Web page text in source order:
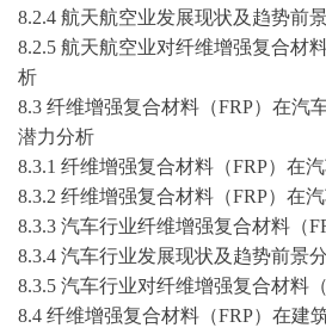
8.2.4 航天航空业发展现状及趋势前
8.2.5 航天航空业对纤维增强复合材
析
8.3 纤维增强复合材料（FRP）在汽
潜力分析
8.3.1 纤维增强复合材料（FRP）在
8.3.2 纤维增强复合材料（FRP）在
8.3.3 汽车行业纤维增强复合材料（
8.3.4 汽车行业发展现状及趋势前景
8.3.5 汽车行业对纤维增强复合材料
8.4 纤维增强复合材料（FRP）在建